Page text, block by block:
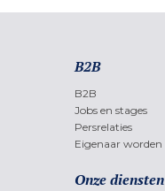
B2B
B2B
Jobs en stages
Persrelaties
Eigenaar worden
Onze diensten